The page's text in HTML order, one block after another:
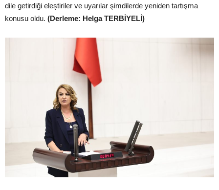
dile getirdiği eleştiriler ve uyarılar şimdilerde yeniden tartışma
konusu oldu. (Derleme: Helga TERBİYELİ)